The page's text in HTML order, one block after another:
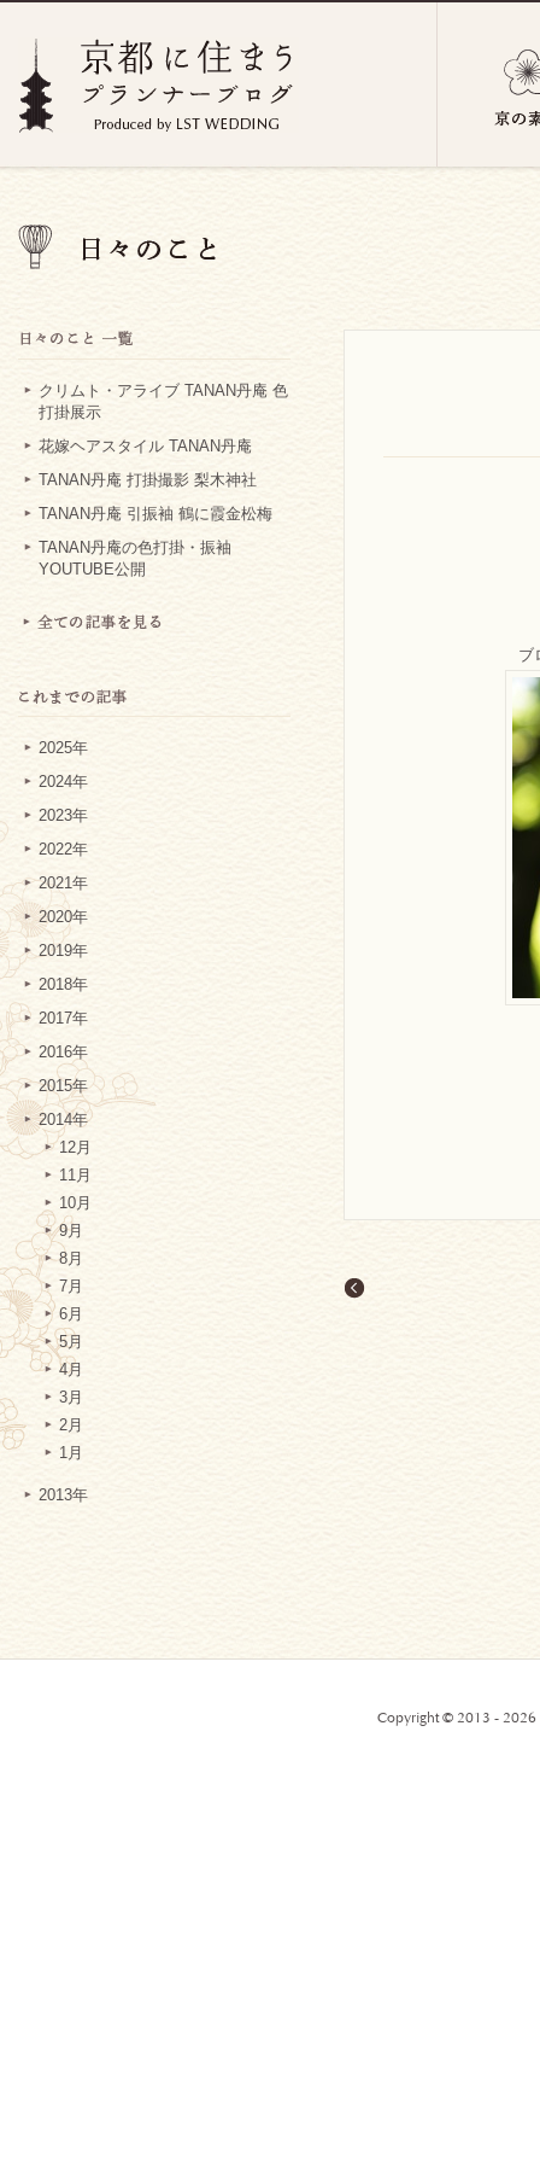
クリムト・アライブ TANAN丹庵 色
打掛展示
花嫁ヘアスタイル TANAN丹庵
TANAN丹庵 打掛撮影 梨木神社
TANAN丹庵 引振袖 鶴に霞金松梅
TANAN丹庵の色打掛・振袖
YOUTUBE公開
2025年
2024年
2023年
2022年
2021年
2020年
2019年
2018年
2017年
2016年
2015年
2014年
12月
11月
10月
9月
8月
7月
6月
5月
4月
3月
2月
1月
2013年
ブ
Copyright © 2013 - 2026